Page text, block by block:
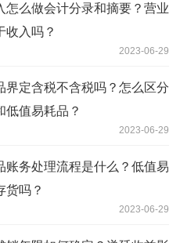
怎么做会计分录和摘要？营业
收入吗？
2023-06-29
界定含税不含税吗？怎么区分
低值易耗品？
2023-06-29
账务处理流程是什么？低值易
货吗？
2023-06-29